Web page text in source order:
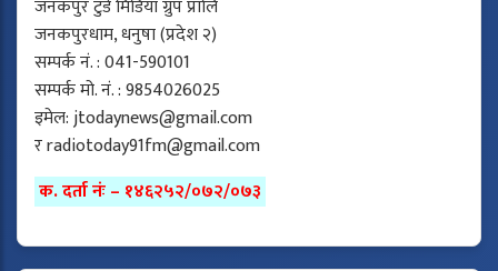
जनकपुर टुडे मिडिया ग्रुप प्रालि
जनकपुरधाम, धनुषा (प्रदेश २)
सम्पर्क नं. : 041-590101
सम्पर्क मो. नं. : 9854026025
इमेल:jtodaynews@gmail.com
रradiotoday91fm@gmail.com
क. दर्ता नंः – १४६२५२/०७२/०७३